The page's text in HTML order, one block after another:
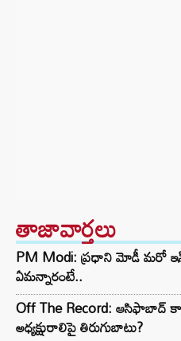
తాజావార్తలు
PM Modi: ప్రధాని మోడీ మరో
ఏమన్నారంటే..
Off The Record: ఆసిఫాబాద్
అధ్యక్షురాలిపై తిరుగుబాటు?